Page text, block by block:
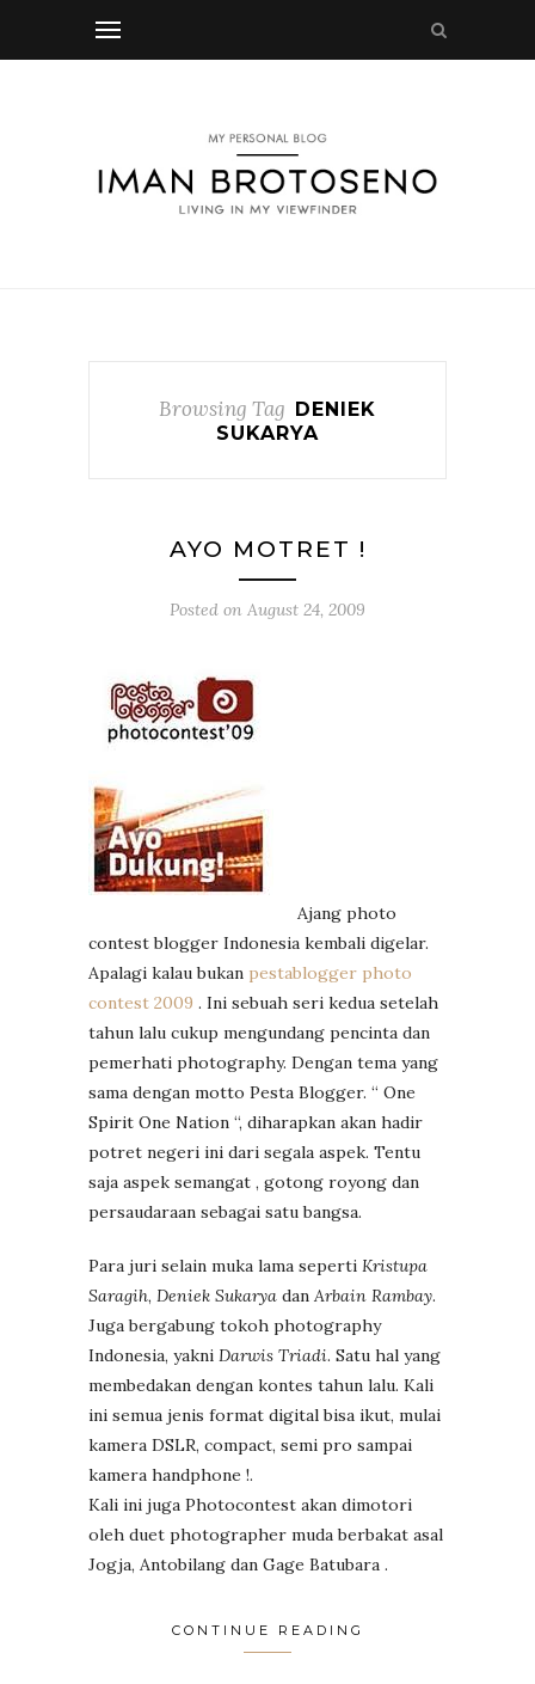
Browsing Tag DENIEK
SUKARYA
AYO MOTRET !
Posted on August 24, 2009
Ajang photo
contest blogger Indonesia kembali digelar.
Apalagi kalau bukan pestablogger photo
contest 2009 . Ini sebuah seri kedua setelah
tahun lalu cukup mengundang pencinta dan
pemerhati photography. Dengan tema yang
sama dengan motto Pesta Blogger. “ One
Spirit One Nation “, diharapkan akan hadir
potret negeri ini dari segala aspek. Tentu
saja aspek semangat , gotong royong dan
persaudaraan sebagai satu bangsa.
Para juri selain muka lama seperti Kristupa
Saragih, Deniek Sukarya dan Arbain Rambay.
Juga bergabung tokoh photography
Indonesia, yakni Darwis Triadi. Satu hal yang
membedakan dengan kontes tahun lalu. Kali
ini semua jenis format digital bisa ikut, mulai
kamera DSLR, compact, semi pro sampai
kamera handphone !.
Kali ini juga Photocontest akan dimotori
oleh duet photographer muda berbakat asal
Jogja, Antobilang dan Gage Batubara .
CONTINUE READING